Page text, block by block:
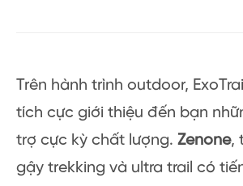
Trên hành trình outdoor,
tích cực giới thiệu đến bạn
trợ cực kỳ chất lượng. Zenone,
gậy trekking và ultra trail có